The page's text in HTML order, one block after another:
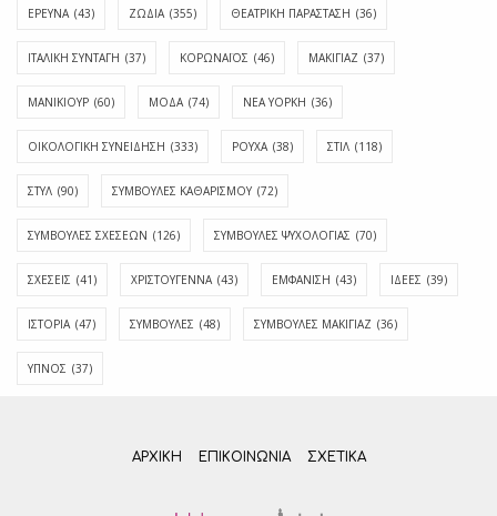
ΕΡΕΥΝΑ (43) ΖΩΔΙΑ (355) ΘΕΑΤΡΙΚΗ ΠΑΡΑΣΤΑΣΗ (36)
ΙΤΑΛΙΚΗ ΣΥΝΤΑΓΗ (37) ΚΟΡΩΝΑΪΟΣ (46) ΜΑΚΙΓΙΑΖ (37)
ΜΑΝΙΚΙΟΥΡ (60) ΜΟΔΑ (74) ΝΕΑ ΥΟΡΚΗ (36)
ΟΙΚΟΛΟΓΙΚΗ ΣΥΝΕΙΔΗΣΗ (333) ΡΟΥΧΑ (38) ΣΤΙΛ (118)
ΣΤΥΛ (90) ΣΥΜΒΟΥΛΕΣ ΚΑΘΑΡΙΣΜΟΥ (72)
ΣΥΜΒΟΥΛΕΣ ΣΧΕΣΕΩΝ (126) ΣΥΜΒΟΥΛΕΣ ΨΥΧΟΛΟΓΙΑΣ (70)
ΣΧΕΣΕΙΣ (41) ΧΡΙΣΤΟΥΓΕΝΝΑ (43) ΕΜΦΆΝΙΣΗ (43) ΙΔΈΕΣ (39)
ΙΣΤΟΡΊΑ (47) ΣΥΜΒΟΥΛΈΣ (48) ΣΥΜΒΟΥΛΈΣ ΜΑΚΙΓΙΆΖ (36)
ΎΠΝΟΣ (37)
ΑΡΧΙΚΗ ΕΠΙΚΟΙΝΩΝΊΑ ΣΧΕΤΙΚΆ